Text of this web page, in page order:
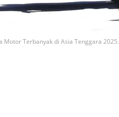
Motor Terbanyak di Asia Tenggara 2025.